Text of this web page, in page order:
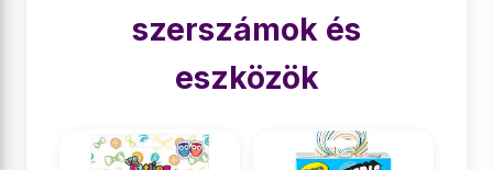
szerszámok és
eszközök